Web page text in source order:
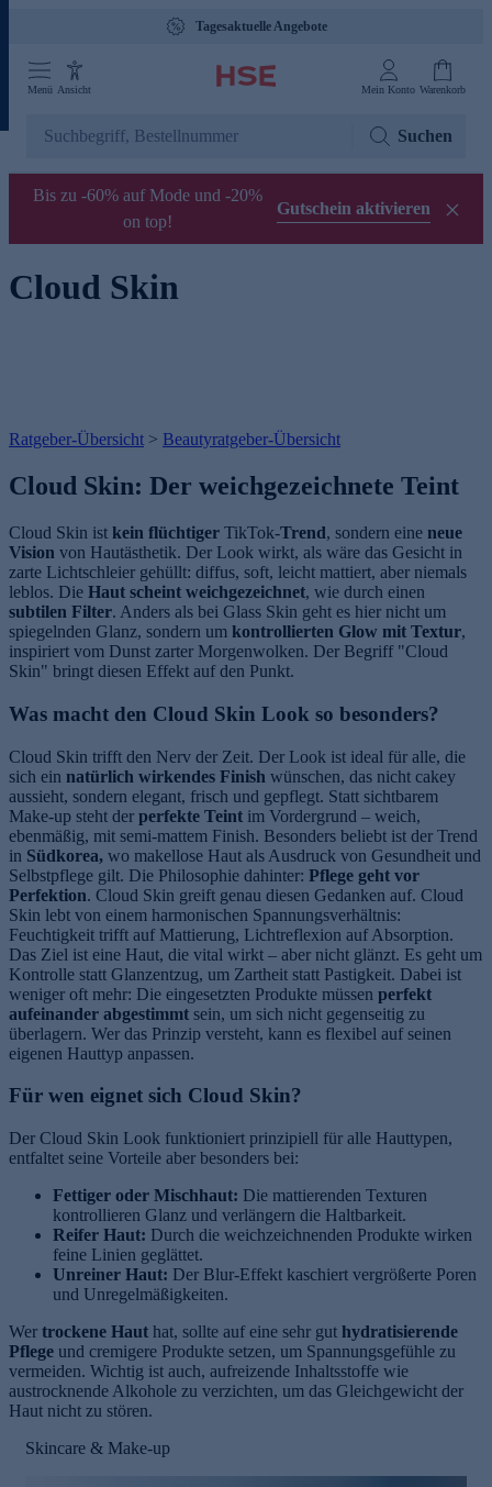
Tagesaktuelle Angebote
Menü Ansicht Mein Konto Warenkorb
Suchen
Bis zu -60% auf Mode und -20%
on top!
Gutschein aktivieren
Cloud Skin
Ratgeber-Übersicht > Beautyratgeber-Übersicht
Cloud Skin: Der weichgezeichnete Teint
Cloud Skin ist kein flüchtiger TikTok-Trend, sondern eine neue
Vision von Hautästhetik. Der Look wirkt, als wäre das Gesicht in
zarte Lichtschleier gehüllt: diffus, soft, leicht mattiert, aber niemals
leblos. Die Haut scheint weichgezeichnet, wie durch einen
subtilen Filter. Anders als bei Glass Skin geht es hier nicht um
spiegelnden Glanz, sondern um kontrollierten Glow mit Textur,
inspiriert vom Dunst zarter Morgenwolken. Der Begriff "Cloud
Skin" bringt diesen Effekt auf den Punkt.
Was macht den Cloud Skin Look so besonders?
Cloud Skin trifft den Nerv der Zeit. Der Look ist ideal für alle, die
sich ein natürlich wirkendes Finish wünschen, das nicht cakey
aussieht, sondern elegant, frisch und gepflegt. Statt sichtbarem
Make-up steht der perfekte Teint im Vordergrund – weich,
ebenmäßig, mit semi-mattem Finish. Besonders beliebt ist der Trend
in Südkorea, wo makellose Haut als Ausdruck von Gesundheit und
Selbstpflege gilt. Die Philosophie dahinter: Pflege geht vor
Perfektion. Cloud Skin greift genau diesen Gedanken auf. Cloud
Skin lebt von einem harmonischen Spannungsverhältnis:
Feuchtigkeit trifft auf Mattierung, Lichtreflexion auf Absorption.
Das Ziel ist eine Haut, die vital wirkt – aber nicht glänzt. Es geht um
Kontrolle statt Glanzentzug, um Zartheit statt Pastigkeit. Dabei ist
weniger oft mehr: Die eingesetzten Produkte müssen perfekt
aufeinander abgestimmt sein, um sich nicht gegenseitig zu
überlagern. Wer das Prinzip versteht, kann es flexibel auf seinen
eigenen Hauttyp anpassen.
Für wen eignet sich Cloud Skin?
Der Cloud Skin Look funktioniert prinzipiell für alle Hauttypen,
entfaltet seine Vorteile aber besonders bei:
Fettiger oder Mischhaut: Die mattierenden Texturen
kontrollieren Glanz und verlängern die Haltbarkeit.
Reifer Haut: Durch die weichzeichnenden Produkte wirken
feine Linien geglättet.
Unreiner Haut: Der Blur-Effekt kaschiert vergrößerte Poren
und Unregelmäßigkeiten.
Wer trockene Haut hat, sollte auf eine sehr gut hydratisierende
Pflege und cremigere Produkte setzen, um Spannungsgefühle zu
vermeiden. Wichtig ist auch, aufreizende Inhaltsstoffe wie
austrocknende Alkohole zu verzichten, um das Gleichgewicht der
Haut nicht zu stören.
Skincare & Make-up